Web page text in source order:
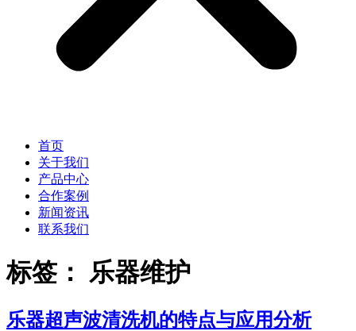
首页
关于我们
产品中心
合作案例
新闻资讯
联系我们
标签： 乐器维护
乐器超声波清洗机的特点与应用分析